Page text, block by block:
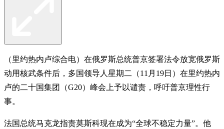
（里约热内卢综合电）在俄罗斯总统普京签署法令放宽俄罗斯
动用核武条件后，多国领导人星期二（11月19日）在里约热内
卢的二十国集团（G20）峰会上予以谴责，呼吁普京理性行
事。
法国总统马克龙指责莫斯科现在成为“全球不稳定力量”。他